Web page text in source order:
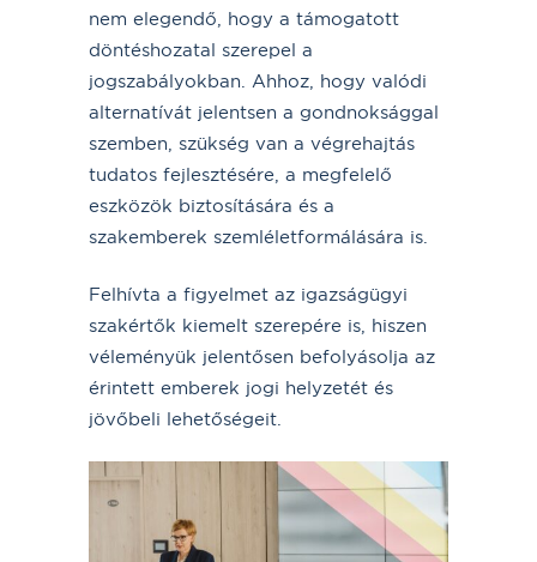
nem elegendő, hogy a támogatott
döntéshozatal szerepel a
jogszabályokban. Ahhoz, hogy valódi
alternatívát jelentsen a gondnoksággal
szemben, szükség van a végrehajtás
tudatos fejlesztésére, a megfelelő
eszközök biztosítására és a
szakemberek szemléletformálására is.
Felhívta a figyelmet az igazságügyi
szakértők kiemelt szerepére is, hiszen
véleményük jelentősen befolyásolja az
érintett emberek jogi helyzetét és
jövőbeli lehetőségeit.